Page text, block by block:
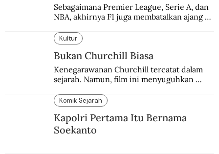
Sebagaimana Premier League, Serie A, dan
NBA, akhirnya F1 juga membatalkan ajang
enam dekade lampau.
Kultur
Bukan Churchill Biasa
Kenegarawanan Churchill tercatat dalam
sejarah. Namun, film ini menyuguhkan
Komik Sejarah
Kapolri Pertama Itu Bernama
Soekanto